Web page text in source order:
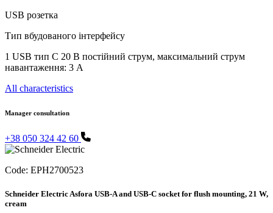
USB розетка
Тип вбудованого інтерфейсу
1 USB тип C 20 В постійний струм, максимальний струм
навантаження: 3 A
All characteristics
Manager consultation
+38 050 324 42 60
Code: EPH2700523
Schneider Electric Asfora USB-A and USB-C socket for flush mounting, 21 W,
cream